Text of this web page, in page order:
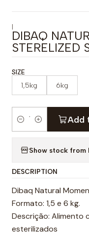
|
DIBAQ
STERELIZED
SIZE
1,5kg 6kg
t
i
t
y
Add
Show stock from
DESCRIPTION
Dibaq Natural
Formato: 1,5 e 6 kg.
Descrição: Alimento
esterilizados